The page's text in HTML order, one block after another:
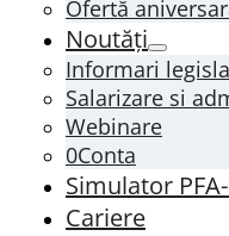
Ofertă
Noutăți
Informari
Salarizare si
Webinare
0Conta
Simulator PFA-
Cariere